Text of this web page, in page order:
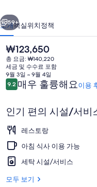
의
사
진
갤
러
59+
소개객실위치정책
현
재
가
격
은
₩123,650
₩123,650
총 요금: ₩140,220
세금 및 수수료 포함
9월 3일 ~ 9월 4일
이
용
기
9.210점 만점 중 9.2점.
매우 훌륭해요이용
인기 편의 시설/서비
레스토랑
아침 식사 이용 가능
세탁 시설/서비스
모두 보기